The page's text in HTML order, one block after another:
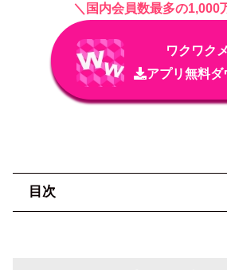
＼国内会員数最多の1,000
ワクワク
アプリ無料ダ
目次